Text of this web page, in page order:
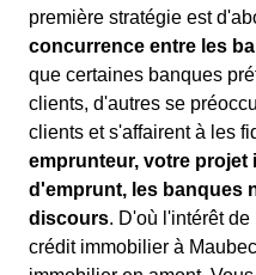
première stratégie est
concurrence entre les
que certaines banques
clients, d'autres se
clients et s'affairent à les
emprunteur, votre projet
d'emprunt, les banques
discours. D'où l'intérêt
crédit immobilier à